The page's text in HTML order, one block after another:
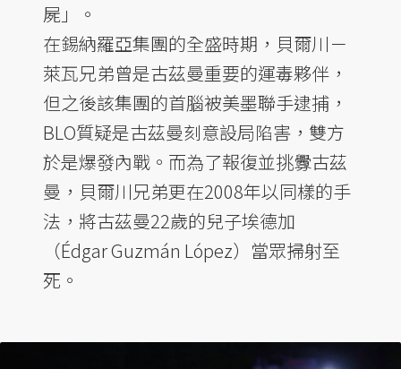
屍」。
在錫納羅亞集團的全盛時期，貝爾川－
萊瓦兄弟曾是古茲曼重要的運毒夥伴，
但之後該集團的首腦被美墨聯手逮捕，
BLO質疑是古茲曼刻意設局陷害，雙方
於是爆發內戰。而為了報復並挑釁古茲
曼，貝爾川兄弟更在2008年以同樣的手
法，將古茲曼22歲的兒子埃德加
（Édgar Guzmán López）當眾掃射至
死。